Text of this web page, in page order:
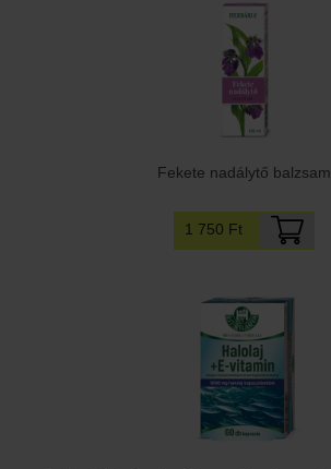
Fekete nadálytő balzsam
1 750 Ft